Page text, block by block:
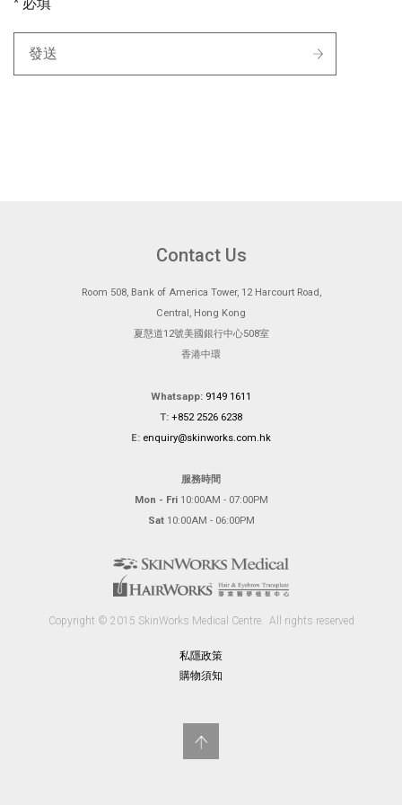
發送
Contact Us
Room 508, Bank of America Tower, 12 Harcourt Road,
Central, Hong Kong
夏慤道12號美國銀行中心508室
香港中環
Whatsapp: 9149 1611
T: +852 2526 6238
E: enquiry@skinworks.com.hk
服務時間
Mon - Fri10:00AM - 07:00PM
Sat10:00AM - 06:00PM
Copyright © 2015 SkinWorks Medical Centre. All rights reserved
私隱政策
購物須知